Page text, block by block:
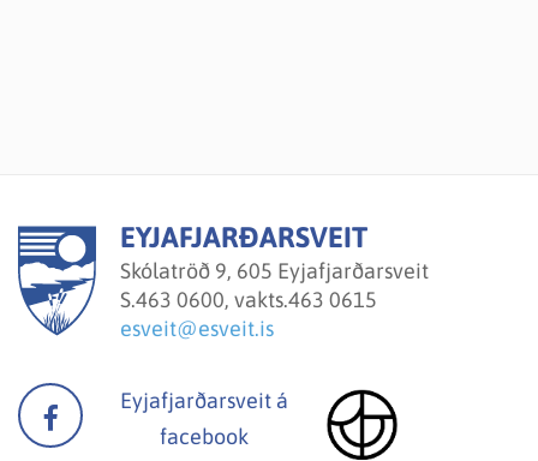
EYJAFJARÐARSVEIT
Skólatröð 9, 605 Eyjafjarðarsveit
S.463 0600, vakts.463 0615
esveit@esveit.is
Eyjafjarðarsveit á
facebook